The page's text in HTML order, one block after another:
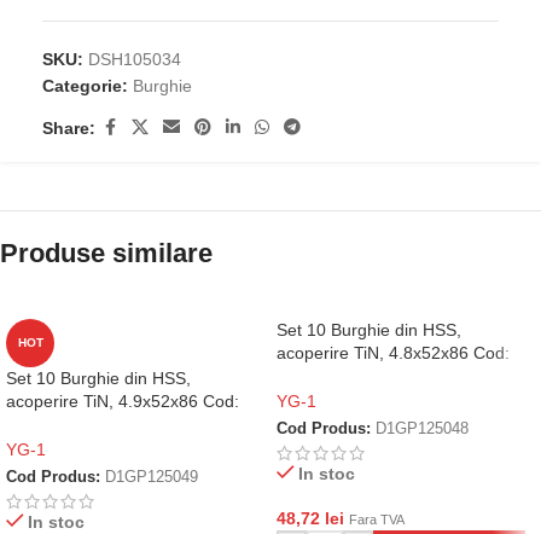
SKU: DSH105034
Categorie: Burghie
Share:
Produse similare
HOT
Set 10 Burghie din HSS,
acoperire TiN, 4.9x52x86 Cod:
YG-1
Cod Produs: D1GP125049
In stoc
Set 10 Burghie din HSS,
acoperire TiN, 4.8x52x86 Cod:
YG-1
Cod Produs: D1GP125048
In stoc
48,72 lei Fara TVA